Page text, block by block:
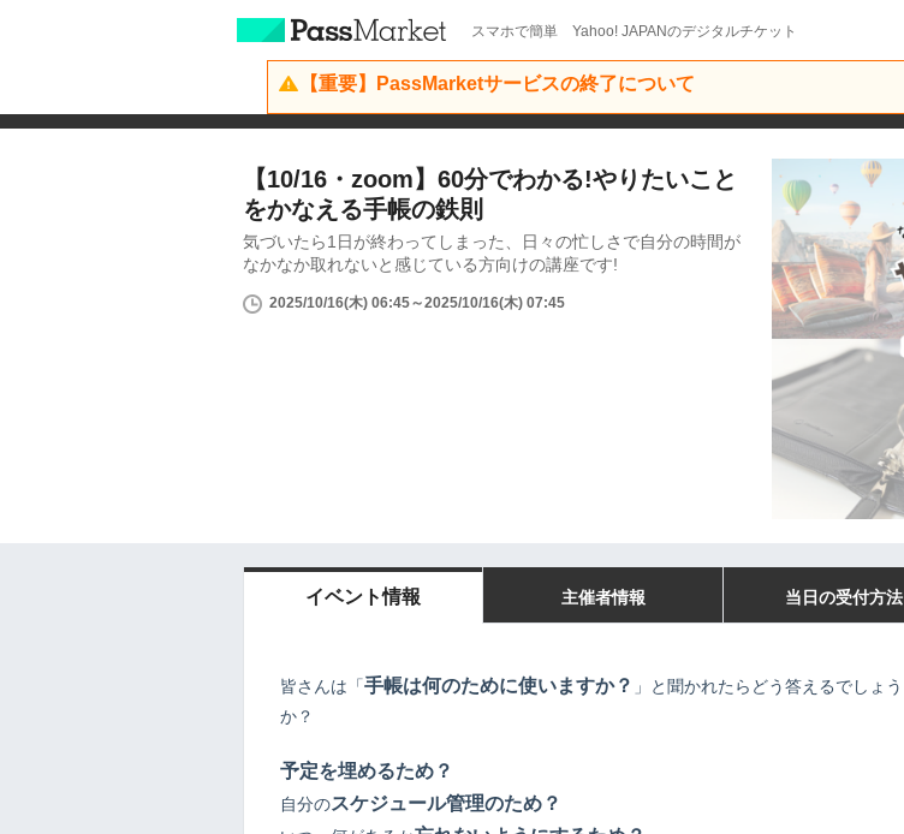
スマホで簡単 Yahoo! JAPANのデジタルチケット
【重要】PassMarketサービスの終了について
【10/16・zoom】60分でわかる!やりたいこと
をかなえる手帳の鉄則
気づいたら1日が終わってしまった、日々の忙しさで自分の時間が
なかなか取れないと感じている方向けの講座です!
2025/10/16(木) 06:45～2025/10/16(木) 07:45
イベント情報 主催者情報 当日の受付方法
皆さんは「 手帳は何のために使いますか？ 」と聞かれたらどう答えるでしょう
か？
予定を埋めるため？
自分のスケジュール管理のため？